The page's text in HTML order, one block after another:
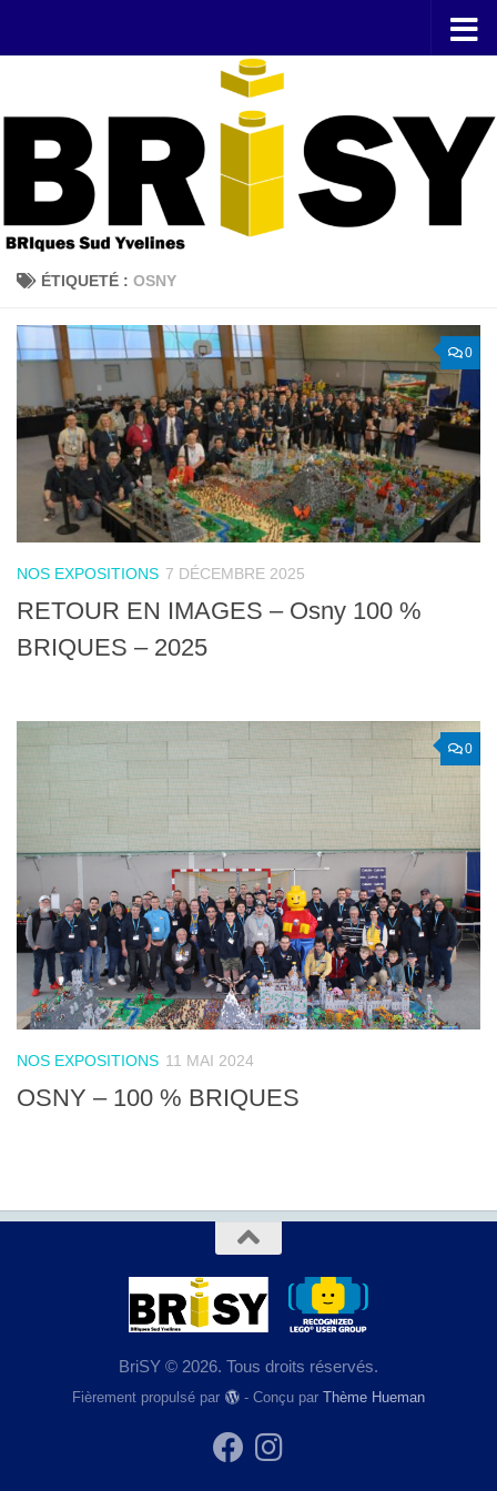
ÉTIQUETÉ : OSNY
0
NOS EXPOSITIONS 7 DÉCEMBRE 2025
RETOUR EN IMAGES – Osny 100 %
BRIQUES – 2025
0
NOS EXPOSITIONS 11 MAI 2024
OSNY – 100 % BRIQUES
BriSY © 2026. Tous droits réservés.
Fièrement propulsé par - Conçu par Thème Hueman